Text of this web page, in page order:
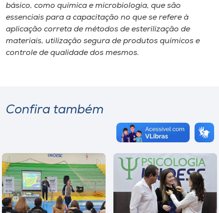
básico, como química e microbiologia, que são
essenciais para a capacitação no que se refere à
aplicação correta de métodos de esterilização de
materiais, utilização segura de produtos químicos e
controle de qualidade dos mesmos.
Confira também